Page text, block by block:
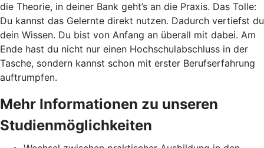
die Theorie, in deiner Bank geht’s an die Praxis. Das Tolle:
Du kannst das Gelernte direkt nutzen. Dadurch vertiefst du
dein Wissen. Du bist von Anfang an überall mit dabei. Am
Ende hast du nicht nur einen Hochschulabschluss in der
Tasche, sondern kannst schon mit erster Berufserfahrung
auftrumpfen.
Mehr Informationen zu unseren
Studienmöglichkeiten